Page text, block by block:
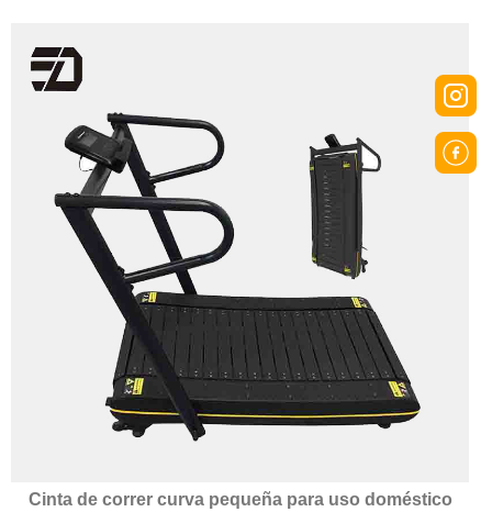
Cinta de correr curva pequeña para uso doméstico